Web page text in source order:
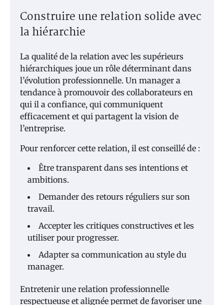
Construire une relation solide avec
la hiérarchie
La qualité de la relation avec les supérieurs
hiérarchiques joue un rôle déterminant dans
l’évolution professionnelle. Un manager a
tendance à promouvoir des collaborateurs en
qui il a confiance, qui communiquent
efficacement et qui partagent la vision de
l’entreprise.
Pour renforcer cette relation, il est conseillé de :
Être transparent dans ses intentions et
ambitions.
Demander des retours réguliers sur son
travail.
Accepter les critiques constructives et les
utiliser pour progresser.
Adapter sa communication au style du
manager.
Entretenir une relation professionnelle
respectueuse et alignée permet de favoriser une